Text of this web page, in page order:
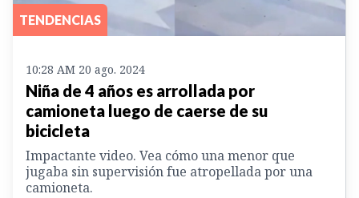
TENDENCIAS
10:28 AM 20 ago. 2024
Niña de 4 años es arrollada por
camioneta luego de caerse de su
bicicleta
Impactante video. Vea cómo una menor que
jugaba sin supervisión fue atropellada por una
camioneta.